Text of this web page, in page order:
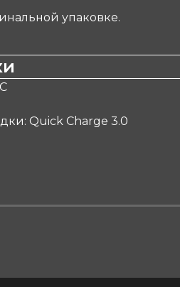
упаковке.
Quick Charge 3.0